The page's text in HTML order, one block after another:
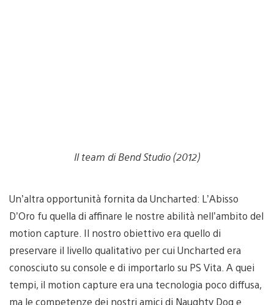
Il team di Bend Studio (2012)
Un’altra opportunità fornita da Uncharted: L’Abisso
D’Oro fu quella di affinare le nostre abilità nell’ambito del
motion capture. Il nostro obiettivo era quello di
preservare il livello qualitativo per cui Uncharted era
conosciuto su console e di importarlo su PS Vita. A quei
tempi, il motion capture era una tecnologia poco diffusa,
ma le competenze dei nostri amici di Naughty Dog e